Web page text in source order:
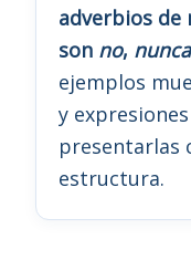
adverbios de
son no, nunca
ejemplos
y
presentarlas
estructura.